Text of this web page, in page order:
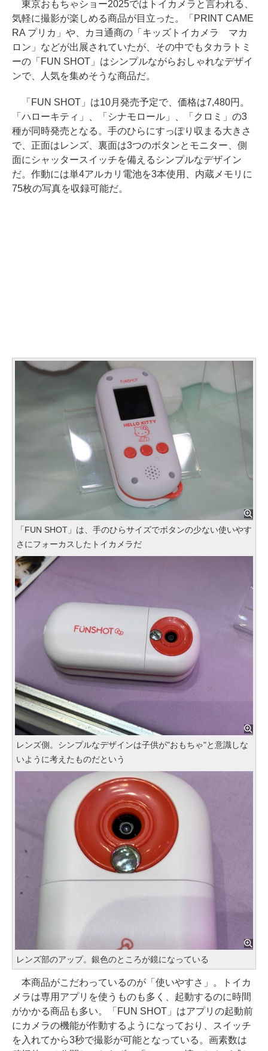
東京おもちゃショー2025ではトイカメラと言われる、
気軽に撮影が楽しめる商品が目立った。「PRINT CAME
RA プリカ」や、カヨ通商の「キッズトイカメラ マカ
ロン」などが出展されていたが、その中でもタカラトミ
ーの「FUN SHOT」はシンプルながらおしゃれなデザイ
ンで、人気を集めそうな商品だ。
「FUN SHOT」は10月発売予定で、価格は7,480円。
「ハローキティ」、「シナモロール」、「クロミ」の3
種が同時発売となる。手のひらにすっぽり収まる大きさ
で、正面はレンズ、裏面は3つのボタンとモニター、側
面にシャッタースイッチを備えるシンプルなデザイン
だ。作動には単4アルカリ電池を3本使用、内蔵メモリに
75枚の写真を収録可能だ。
「FUN SHOT」は、手のひらサイズでボタンの少ない使いやす
さにフォーカスしたトイカメラだ
レンズ側。シンプルなデザインは子供が"おもちゃ"と意識しな
いように考えたものだという
レンズ部のアップ。銀色のところが鏡になっている
本商品がこだわっているのが「使いやすさ」。トイカ
メラは専用アプリを使うものも多く、起動するのに時間
がかかる商品も多い。「FUN SHOT」はアプリの起動前
にカメラの機能が作動するようになっており、スイッチ
を入れてから3秒で撮影が可能となっている。画素数は